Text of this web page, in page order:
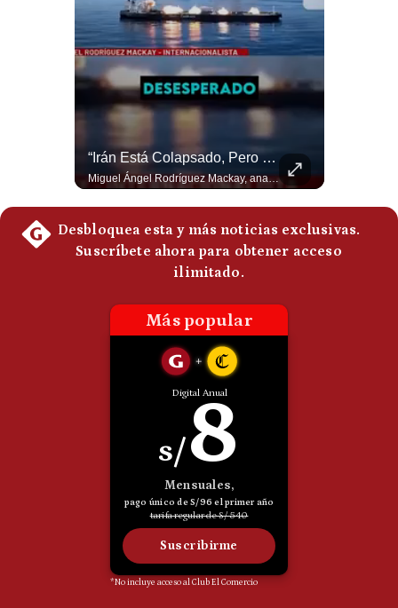
Frecuentes
“Irán Está Colapsado, Pero EE.UU. Parece Desesperado” | #radar24
Miguel Ángel Rodríguez Mackay, analista internacional, sostiene que las negociaciones fueron impulsadas por Irán y no por Estados Unidos. Según su análisis, Teherán estaría debilitado militar y económicamente, aunque la narrativa internacional presenta a Trump como el líder desesperado por terminar una guerra que no puede ganar. #Geopolitica #Iran #DonaldTrump #RodriguezMackay #EEUU #NoticiasInternacionales #PoliticaInternacional #AnalisisGeopolitico #Shorts 👉 Suscríbete y activa la campana para no perderte nuestro análisis diario. 🌎 Síguenos en nuestras redes sociales: 📌 Web oficial: https://gestion.pe/mundo/ 📌 LinkedIn: http://bit.ly/3HYIET0 📌 X (Twitter): http://bit.ly/4noZtX9 📌 TikTok: http://bit.ly/4evB6TO